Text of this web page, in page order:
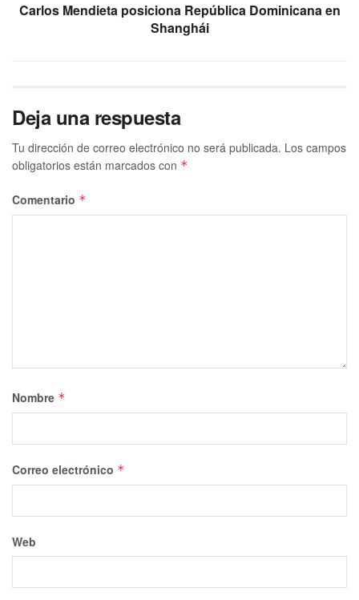
Carlos Mendieta posiciona República Dominicana en
Shanghái
Deja una respuesta
Tu dirección de correo electrónico no será publicada. Los campos
obligatorios están marcados con *
Comentario *
Nombre *
Correo electrónico *
Web